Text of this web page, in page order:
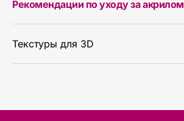
Рекомендации по уходу за акрилом
Текстуры для 3D